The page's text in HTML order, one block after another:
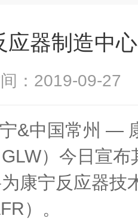
应器制造中
间：2019-09-
&中国常州 —
）今日宣
康宁反应器技
）。